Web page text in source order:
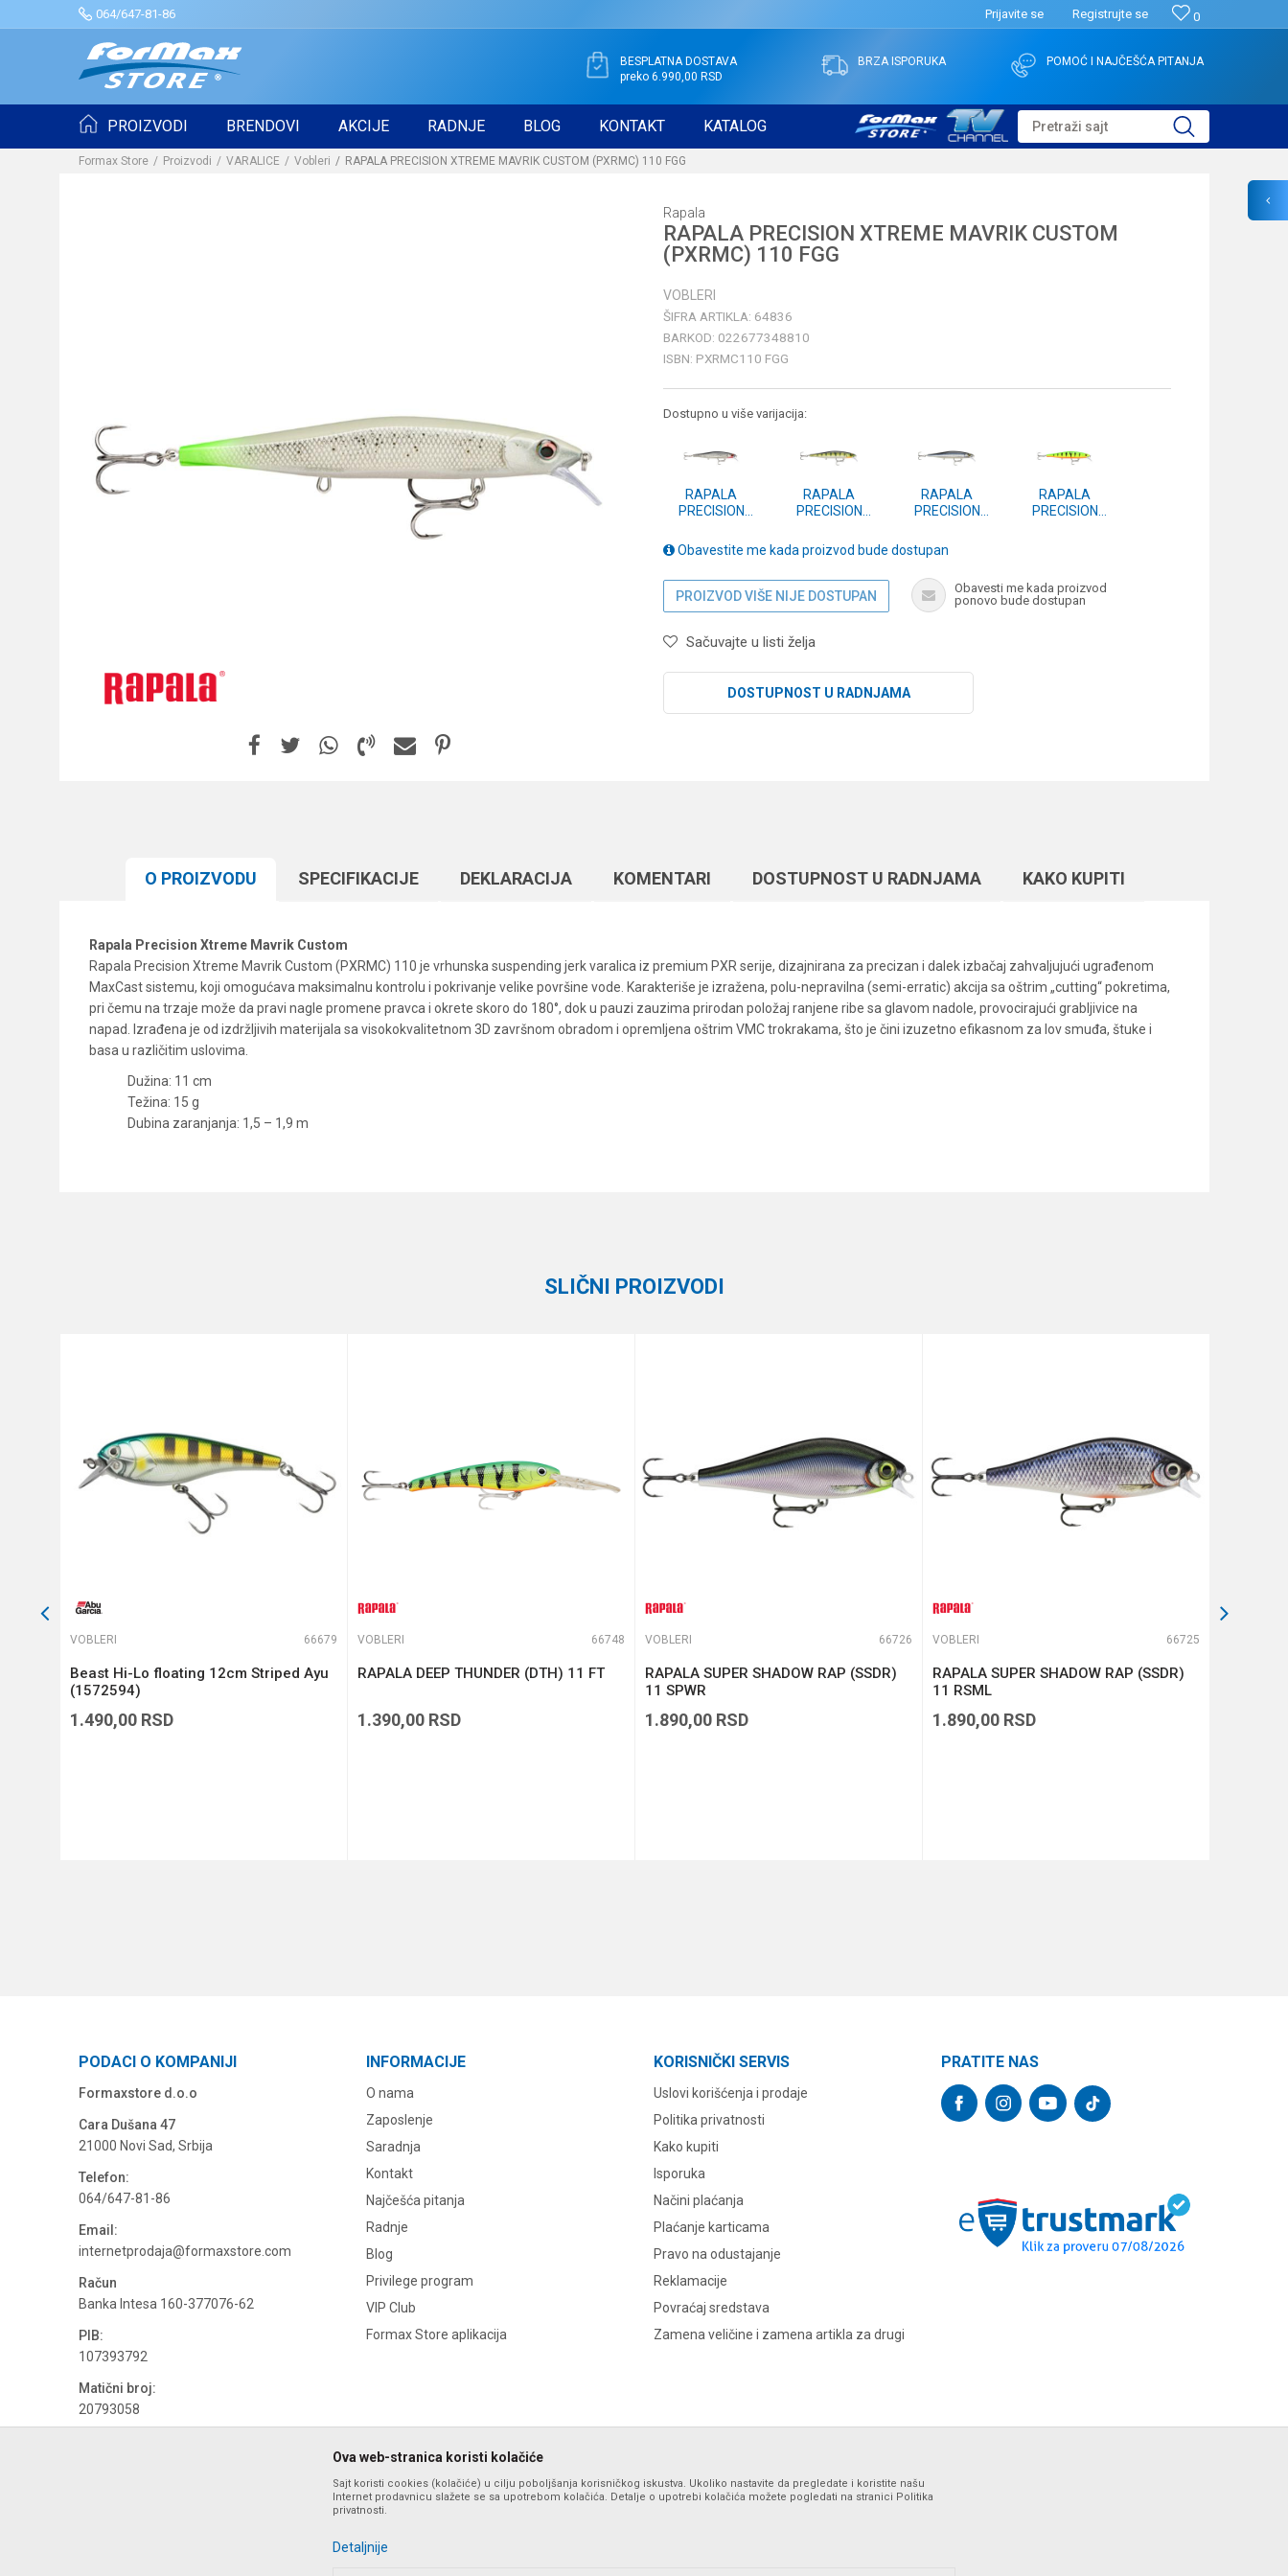
064/647-81-86 0
Prijavite se Registrujte se
BESPLATNA DOSTAVA
preko 6.990,00 RSD
BRZA ISPORUKA POMOĆ I NAJČEŠĆA PITANJA
PROIZVODI BRENDOVI AKCIJE RADNJE BLOG KONTAKT KATALOG Pretraži sajt
Formax Store Proizvodi VARALICE Vobleri RAPALA PRECISION XTREME MAVRIK CUSTOM (PXRMC) 110 FGG
Rapala
RAPALA PRECISION XTREME MAVRIK CUSTOM
(PXRMC) 110 FGG
VOBLERI
ŠIFRA ARTIKLA: 64836
BARKOD: 022677348810
ISBN: PXRMC110 FGG
Dostupno u više varijacija:
RAPALA
PRECISION
MAVRIK
CUSTOM
ROL
RAPALA
PRECISION
MAVRIK
CUSTOM
PEL
RAPALA
PRECISION
CUSTOM
(PXRMC) 110
MUIKKU
RAPALA
PRECISION
FT
Obavestite me kada proizvod bude dostupan
PROIZVOD VIŠE NIJE DOSTUPAN
Obavesti me kada proizvod
ponovo bude dostupan
Sačuvajte u listi želja
DOSTUPNOST U RADNJAMA
O PROIZVODU SPECIFIKACIJЕ DEKLARACIJA KOMENTARI DOSTUPNOST U RADNJAMA KAKO KUPITI
Rapala Precision Xtreme Mavrik Custom
Rapala Precision Xtreme Mavrik Custom (PXRMC) 110 je vrhunska suspending jerk varalica iz premium PXR serije, dizajnirana za precizan i dalek izbačaj zahvaljujući ugrađenom
MaxCast sistemu, koji omogućava maksimalnu kontrolu i pokrivanje velike površine vode. Karakteriše je izražena, polu-nepravilna (semi-erratic) akcija sa oštrim „cutting“ pokretima,
pri čemu na trzaje može da pravi nagle promene pravca i okrete skoro do 180°, dok u pauzi zauzima prirodan položaj ranjene ribe sa glavom nadole, provocirajući grabljivice na
napad. Izrađena je od izdržljivih materijala sa visokokvalitetnom 3D završnom obradom i opremljena oštrim VMC trokrakama, što je čini izuzetno efikasnom za lov smuđa, štuke i
basa u različitim uslovima.
Dužina: 11 cm
Težina: 15 g
Dubina zaranjanja: 1,5 – 1,9 m
POŠALJI
SLIČNI PROIZVODI
VOBLERI 66679
Beast Hi-Lo floating 12cm Striped Ayu
(1572594)
1.490,00 RSD
VOBLERI 66748
RAPALA DEEP THUNDER (DTH) 11 FT
1.390,00 RSD
VOBLERI 66726
RAPALA SUPER SHADOW RAP (SSDR)
11 SPWR
1.890,00 RSD
VOBLERI 66725
RAPALA SUPER SHADOW RAP (SSDR)
11 RSML
1.890,00 RSD
PODACI O KOMPANIJI
Formaxstore d.o.o
Cara Dušana 47
21000 Novi Sad, Srbija
Telefon:
064/647-81-86
Email:
internetprodaja@formaxstore.com
Račun
Banka Intesa 160-377076-62
PIB:
107393792
Matični broj:
20793058
INFORMACIJE
O nama
Zaposlenje
Saradnja
Kontakt
Najčešća pitanja
Radnje
Blog
Privilege program
VIP Club
Formax Store aplikacija
KORISNIČKI SERVIS
Uslovi korišćenja i prodaje
Politika privatnosti
Kako kupiti
Isporuka
Načini plaćanja
Plaćanje karticama
Pravo na odustajanje
Reklamacije
Povraćaj sredstava
Zamena veličine i zamena artikla za drugi
PRATITE NAS
Ova web-stranica koristi kolačiće
Sajt koristi cookies (kolačiće) u cilju poboljšanja korisničkog iskustva. Ukoliko nastavite da pregledate i koristite našu
Internet prodavnicu slažete se sa upotrebom kolačića. Detalje o upotrebi kolačića možete pogledati na stranici Politika
privatnosti.
Detaljnije